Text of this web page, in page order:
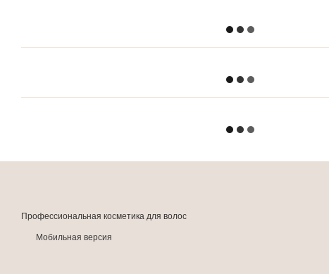
Профессиональная косметика для волос
Мобильная версия